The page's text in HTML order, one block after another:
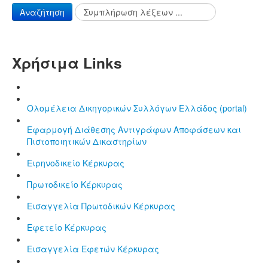
Αναζήτηση
Χρήσιμα Links
Ολομέλεια Δικηγορικών Συλλόγων Ελλάδος (portal)
Εφαρμογή Διάθεσης Αντιγράφων Αποφάσεων και
Πιστοποιητικών Δικαστηρίων
Ειρηνοδικείο Κέρκυρας
Πρωτοδικείο Κέρκυρας
Εισαγγελία Πρωτοδικών Κέρκυρας
Εφετείο Κέρκυρας
Εισαγγελία Εφετών Κέρκυρας